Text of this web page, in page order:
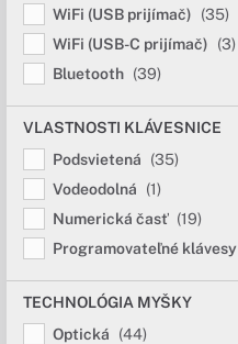
WiFi (USB prijímač)
(35)
WiFi (USB-C prijímač)
(3)
Bluetooth (39)
VLASTNOSTI KLÁVESNICE
Podsvietená
(35)
Vodeodolná
(1)
Numerická časť (19)
Programovateľné klávesy
TECHNOLÓGIA MYŠKY
Optická
(44)